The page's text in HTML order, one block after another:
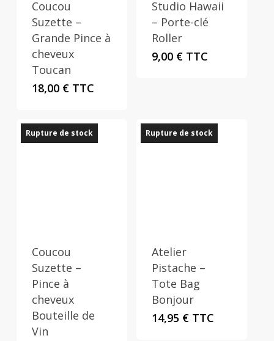
Coucou
Suzette –
Grande Pince à
cheveux
Toucan
18,00 € TTC
Studio Hawaii
– Porte-clé
Roller
9,00 € TTC
Rupture de stock
Coucou
Suzette –
Pince à
cheveux
Bouteille de
Vin
Rupture de stock
Atelier
Pistache –
Tote Bag
Bonjour
14,95 € TTC